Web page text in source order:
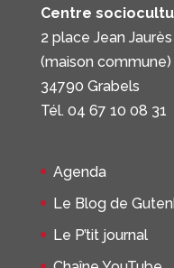
Centre
2 place Jean Jaurès
(maison commune)
34790 Grabels
Tél. 04 67 10 08 31
Agenda
Le Blog de
Le P’tit journal